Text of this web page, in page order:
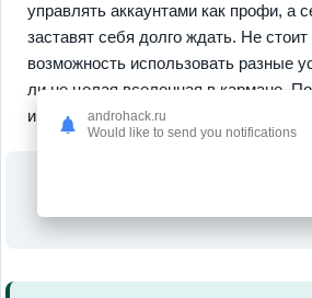
управлять аккаунтами как профи, а
заставят себя долго ждать. Не
возможность использовать разные
ли не целая вселенная в кармане.
игру? Пожалуй... — надо только
androhack.ru
Would like to send you notifications